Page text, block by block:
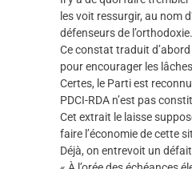
les voit ressurgir, au nom
défenseurs de l’orthodoxie.
Ce constat traduit d’abord
pour encourager les
Certes, le Parti est
PDCI-RDA n’est pas
Cet extrait le laisse
faire l’économie de cette
Déjà, on entrevoit un